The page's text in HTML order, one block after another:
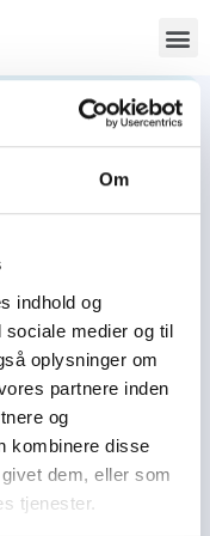
Om
indhold og
medier og til
oplysninger om
partnere inden
og
kombinere disse
dem, eller som
tjenester.
støt
m.fl.
91